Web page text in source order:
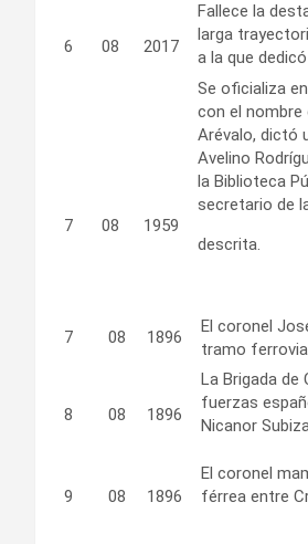
6 08 2017
Fallece la
larga
a la que
7 08 1959
Se oficializa
con el nombre
Arévalo, dictó
Avelino
la Biblioteca
secretario de
descrita.
7 08 1896
El coronel
tramo
8 08 1896
La Brigada
fuerzas
Nicanor
9 08 1896
El coronel
férrea entre